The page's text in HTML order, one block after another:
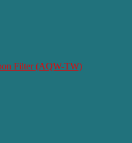
Filter (AQW-TW)